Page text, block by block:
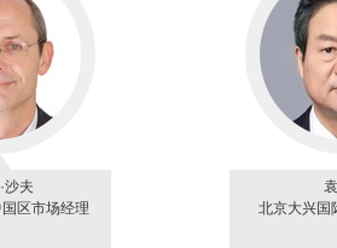
沙夫
区市场经理
北京大兴国